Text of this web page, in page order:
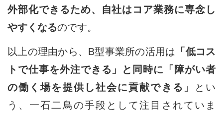
外部化できるため、自社はコア業務に専念し
やすくなるのです。
以上の理由から、B型事業所の活用は
「低コス
トで仕事を外注できる」と同時に「障がい者
の働く場を提供し社会に貢献できる」
とい
う、一石二鳥の手段として注目されていま